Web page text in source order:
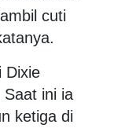
cuti
Dixie
ini ia
ketiga di